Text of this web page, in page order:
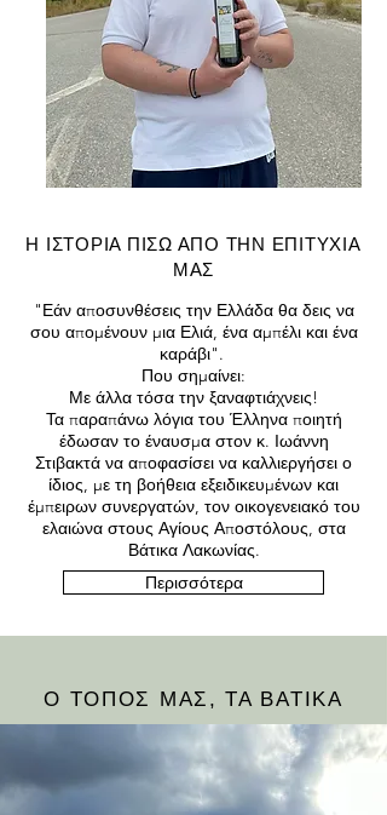
Η ΙΣΤΟΡΙΑ ΠΙΣΩ ΑΠΟ ΤΗΝ ΕΠΙΤΥΧΙΑ
ΜΑΣ
"Εάν αποσυνθέσεις την Ελλάδα θα δεις να
σου απομένουν μια Ελιά, ένα αμπέλι και ένα
καράβι".
Που σημαίνει:
Με άλλα τόσα την ξαναφτιάχνεις!
Τα παραπάνω λόγια του Έλληνα ποιητή
έδωσαν το έναυσμα στον κ. Ιωάννη
Στιβακτά να αποφασίσει να καλλιεργήσει ο
ίδιος, με τη βοήθεια εξειδικευμένων και
έμπειρων συνεργατών, τον οικογενειακό του
ελαιώνα στους Αγίους Αποστόλους, στα
Βάτικα Λακωνίας.
Περισσότερα
Ο ΤΟΠΟΣ ΜΑΣ, ΤΑ ΒΑΤΙΚΑ